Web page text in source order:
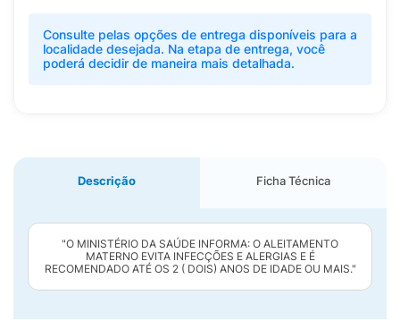
Consulte pelas opções de entrega disponíveis para a
localidade desejada. Na etapa de entrega, você
poderá decidir de maneira mais detalhada.
Descrição Ficha Técnica
"O MINISTÉRIO DA SAÚDE INFORMA: O ALEITAMENTO
MATERNO EVITA INFECÇÕES E ALERGIAS E É
RECOMENDADO ATÉ OS 2 ( DOIS) ANOS DE IDADE OU MAIS."